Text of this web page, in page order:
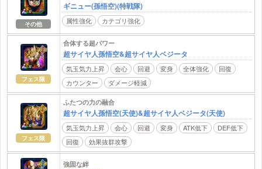
その他
ギニュー(孫悟空)(特戦隊)
属性強化 カテゴリ強化
フェス限
合体する超パワー
超サイヤ人孫悟空&超サイヤ人ベジータ
気玉気力上昇 会心 回避 変身 全体強化
回復
カウンター
ダメージ軽減
フェス限
ふたつの力の融合
超サイヤ人孫悟空(天使)&超サイヤ人ベジータ(天使)
気玉気力上昇 会心 回避 変身 ATK低下
DEF低下
回復
効果抜群攻撃
強固な絆